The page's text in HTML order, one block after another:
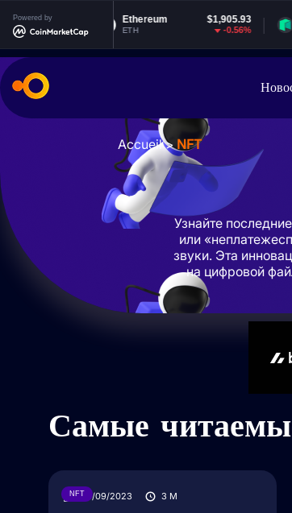
Powered byEthereum $1,905.93
ETH
Neo
NEO
Accueil>NFT
Узнайте
или
звуки. Эта
на цифровой
Самые
NFT26/09/2023 3 M